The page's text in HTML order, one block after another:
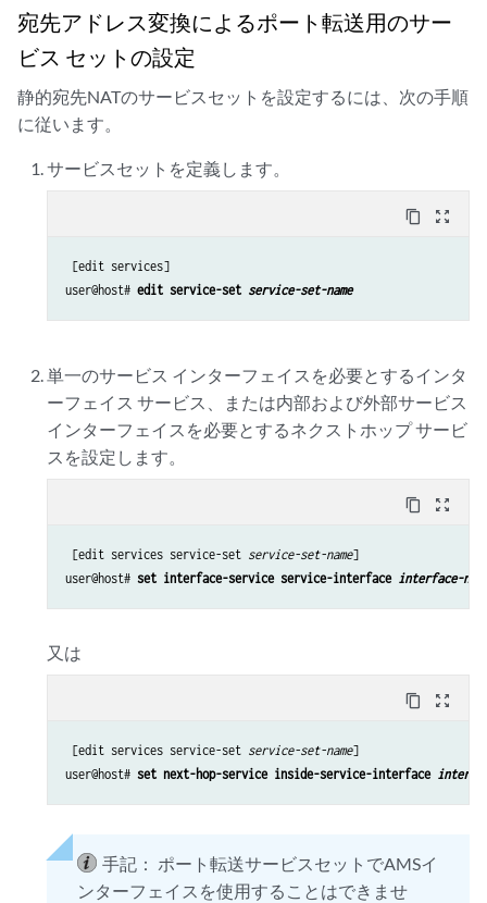
宛先アドレス変換によるポート転送用のサー
ビス セットの設定
静的宛先NATのサービスセットを設定するには、次の手順
に従います。
サービスセットを定義します。
content_copy zoom_out_map
[edit services]
user@host# edit service-set service-set-name
単一のサービス インターフェイスを必要とするインタ
ーフェイス サービス、または内部および外部サービス
インターフェイスを必要とするネクストホップ サービ
スを設定します。
content_copy zoom_out_map
[edit services service-set service-set-name]
user@host# set interface-service service-interface interface-
又は
content_copy zoom_out_map
[edit services service-set service-set-name]
user@host# set next-hop-service inside-service-interface
手記： ポート転送サービスセットでAMSイ
ンターフェイスを使用することはできませ